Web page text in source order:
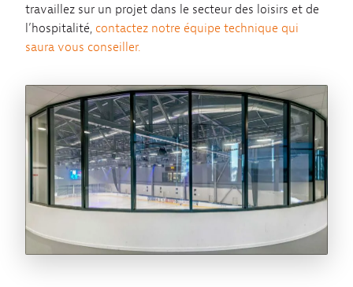
travaillez sur un projet dans le secteur des loisirs et de
l’hospitalité, contactez notre équipe technique qui
saura vous conseiller.